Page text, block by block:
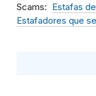
Scams
Estafas
Estafadores que